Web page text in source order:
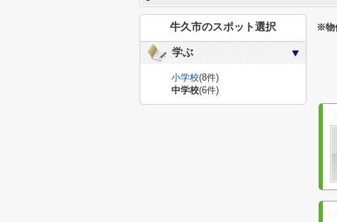
※物
牛久市のスポット選択
学ぶ
小学校(8件)
中学校(6件)